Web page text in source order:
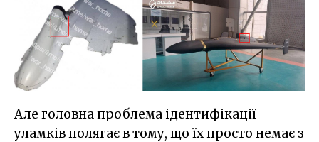
Але головна проблема ідентифікації
уламків полягає в тому, що їх просто немає з